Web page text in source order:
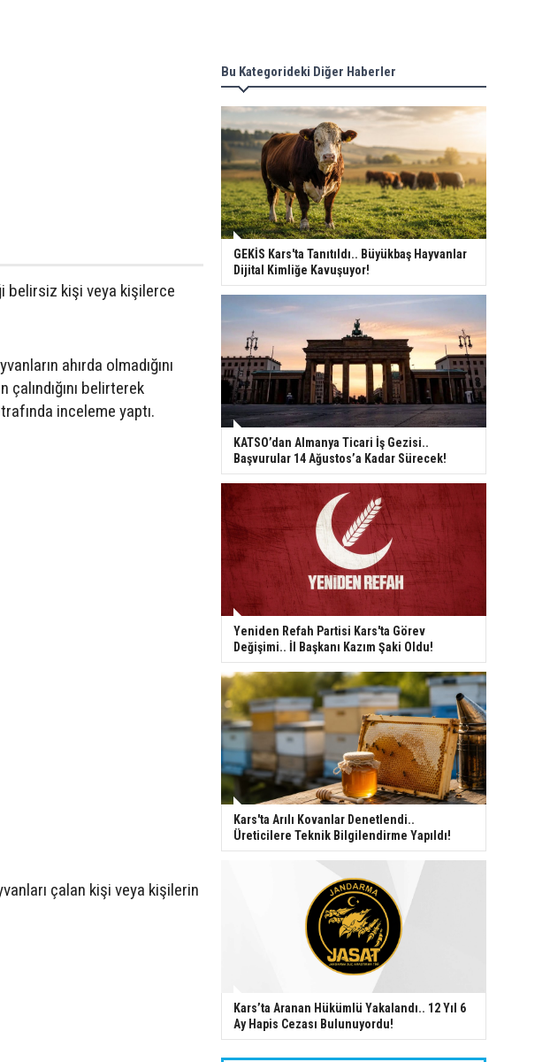
belirsiz kişi veya kişilerce
ahırda olmadığını
belirterek
inceleme yaptı.
çalan kişi veya kişilerin
Bu Kategorideki Diğer Haberler
GEKİS Kars'ta Tanıtıldı.. Büyükbaş Hayvanlar
Dijital Kimliğe Kavuşuyor!
KATSO’dan Almanya Ticari İş Gezisi..
Başvurular 14 Ağustos’a Kadar Sürecek!
Yeniden Refah Partisi Kars'ta Görev
Değişimi.. İl Başkanı Kazım Şaki Oldu!
Kars'ta Arılı Kovanlar Denetlendi..
Üreticilere Teknik Bilgilendirme Yapıldı!
Kars’ta Aranan Hükümlü Yakalandı.. 12 Yıl 6
Ay Hapis Cezası Bulunuyordu!